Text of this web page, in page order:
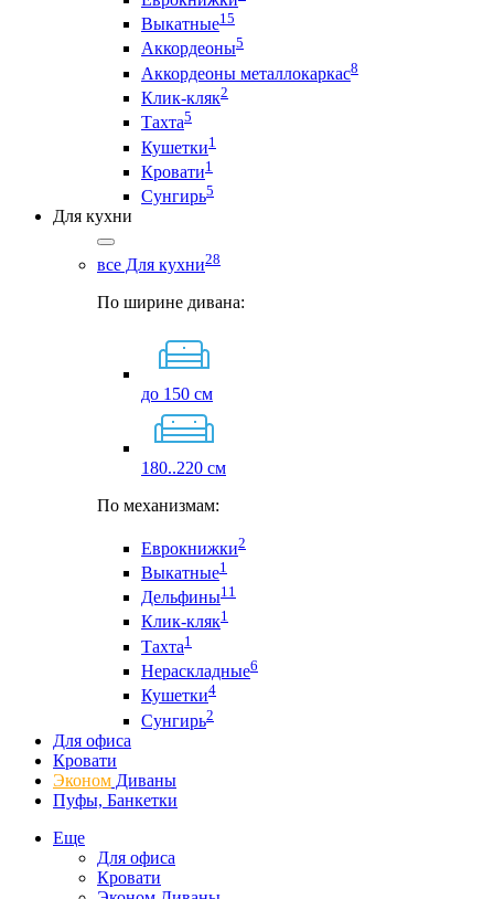
Выкатные15
Аккордеоны5
Аккордеоны металлокаркас8
Клик-кляк2
Тахта5
Кушетки1
Кровати1
Сунгирь5
Для кухни
все Для кухни28
По ширине дивана:
до 150 см
180..220 см
По механизмам:
Еврокнижки2
Выкатные1
Дельфины11
Клик-кляк1
Тахта1
Нераскладные6
Кушетки4
Сунгирь2
Для офиса
Кровати
Эконом Диваны
Пуфы, Банкетки
Еще
Для офиса
Кровати